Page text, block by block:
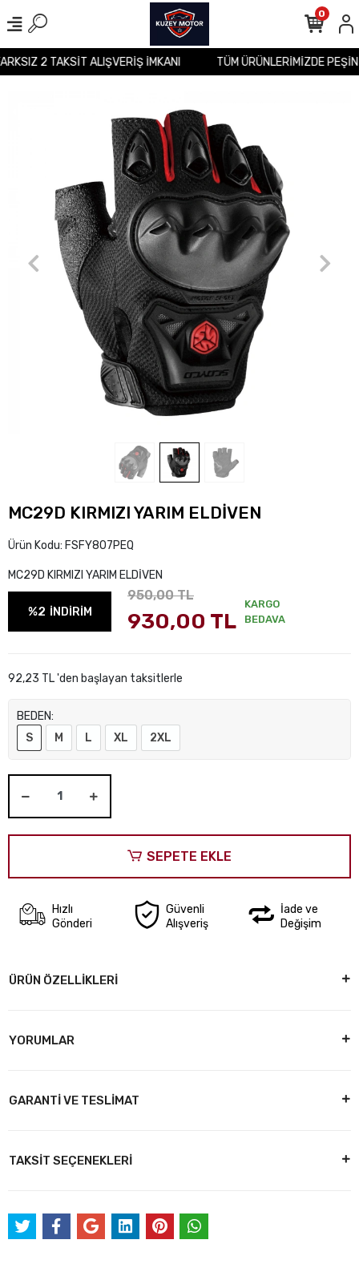
2 TAKSİT ALIŞVERİŞ İMKANI TÜM ÜRÜNLERİMİZDE
0
MC29D KIRMIZI YARIM ELDİVEN
Ürün Kodu: FSFY807PEQ
MC29D KIRMIZI YARIM ELDİVEN
%2 İNDİRİM
950,00 TL
930,00 TL
KARGO
BEDAVA
92,23 TL 'den başlayan taksitlerle
BEDEN:
S
M L XL 2XL
SEPETE EKLE
Hızlı
Gönderi
Güvenli
Alışveriş
İade ve
Değişim
ÜRÜN ÖZELLİKLERİ
YORUMLAR
GARANTİ VE TESLİMAT
TAKSİT SEÇENEKLERİ